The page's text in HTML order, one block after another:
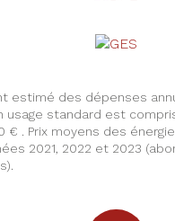
estimé des dépenses
usage standard est
€ . Prix moyens des
2021, 2022 et 2023